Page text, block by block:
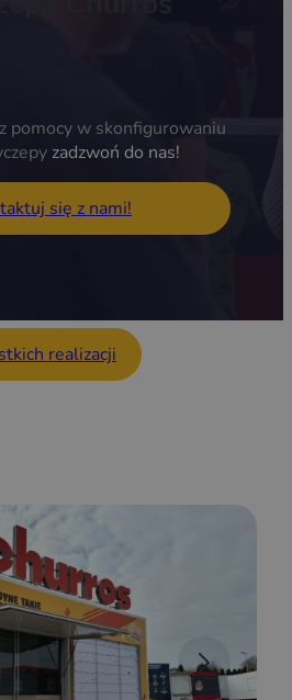
pomocy w skonfigurowaniu
zadzwoń do nas!
się z nami!
realizacji